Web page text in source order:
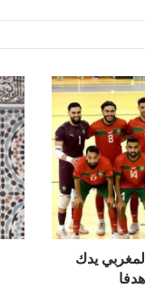
يدك
يحيي
بعد